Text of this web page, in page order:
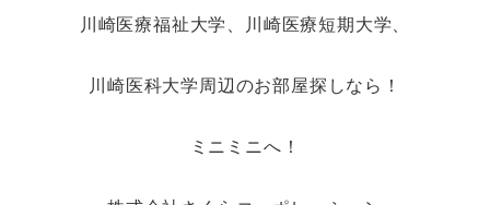
川崎医療福祉大学、川崎医療短期大学、
川崎医科大学周辺のお部屋探しなら！
ミニミニへ！